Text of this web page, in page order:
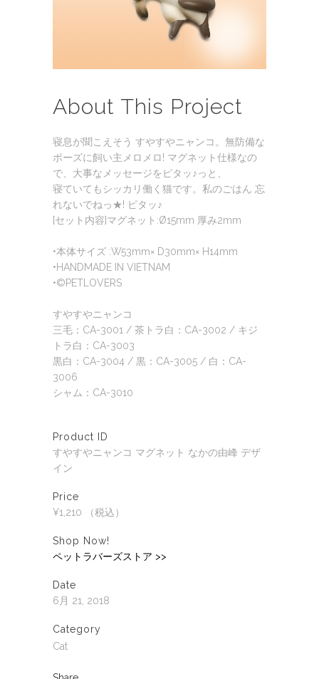
About This Project
寝息が聞こえそう すやすやニャンコ。無防備な
ポーズに飼い主メロメロ! マグネット仕様なの
で、大事なメッセージをピタッ♪っと、
寝ていてもシッカリ働く猫です。私のごはん 忘
れないでねっ★! ピタッ♪
[セット内容]マグネット:Ø15mm 厚み2mm
•本体サイズ :W53mm× D30mm× H14mm
•HANDMADE IN VIETNAM
•©PETLOVERS
すやすやニャンコ
三毛：CA-3001 / 茶トラ白：CA-3002 / キジ
トラ白：CA-3003
黒白：CA-3004 / 黒：CA-3005 / 白：CA-
3006
シャム：CA-3010
Product ID
すやすやニャンコ マグネット なかの由峰 デザ
イン
Price
¥1,210 （税込）
Shop Now!
ペットラバーズストア >>
Date
6月 21, 2018
Category
Cat